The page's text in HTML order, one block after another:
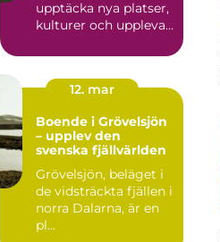
upptäcka nya platser,
kulturer och uppleva
12. mar
Boende i Grövelsjön
– upplev den
svenska fjällvärlden
Grövelsjön, beläget i
de vidsträckta fjällen i
norra Dalarna, är en
pl...